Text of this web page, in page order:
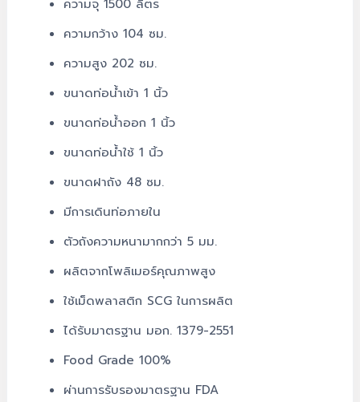
ความจุ 1500 ลิตร
ความกว้าง 104 ซม.
ความสูง 202 ซม.
ขนาดท่อน้ำเข้า 1 นิ้ว
ขนาดท่อน้ำออก 1 นิ้ว
ขนาดท่อน้ำใช้ 1 นิ้ว
ขนาดฝาถัง 48 ซม.
มีการเดินท่อภายใน
ตัวถังความหนามากกว่า 5 มม.
ผลิตจากโพลิเมอร์คุณภาพสูง
ใช้เม็ดพลาสติก SCG ในการผลิต
ได้รับมาตรฐาน มอก. 1379-2551
Food Grade 100%
ผ่านการรับรองมาตรฐาน FDA